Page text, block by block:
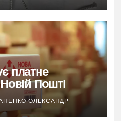
платне
Пошті
ОЛЕКСАНДР